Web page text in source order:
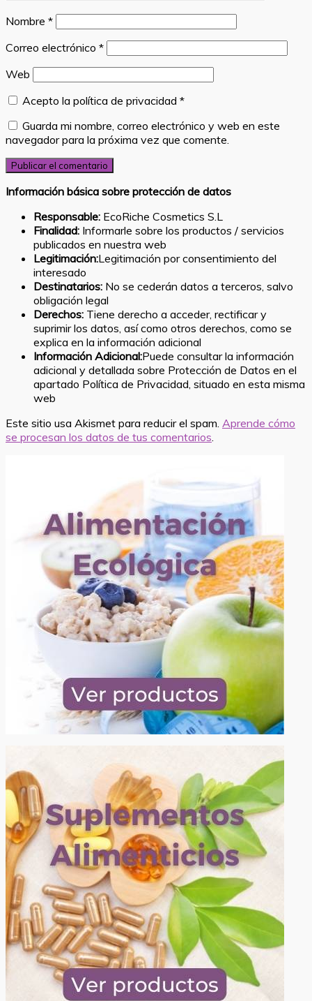
Nombre *
Correo electrónico *
Web
Acepto la política de privacidad *
Guarda mi nombre, correo electrónico y web en este
navegador para la próxima vez que comente.
Información básica sobre protección de datos
Responsable: EcoRiche Cosmetics S.L
Finalidad: Informarle sobre los productos / servicios
publicados en nuestra web
Legitimación:Legitimación por consentimiento del
interesado
Destinatarios: No se cederán datos a terceros, salvo
obligación legal
Derechos: Tiene derecho a acceder, rectificar y
suprimir los datos, así como otros derechos, como se
explica en la información adicional
Información Adicional:Puede consultar la información
adicional y detallada sobre Protección de Datos en el
apartado Política de Privacidad, situado en esta misma
web
Este sitio usa Akismet para reducir el spam. Aprende cómo
se procesan los datos de tus comentarios.